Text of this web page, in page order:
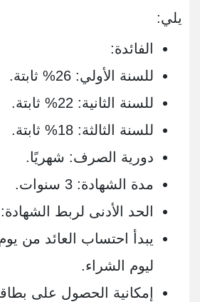
يلي:
الفائدة:
للسنة الأولي: 26% ثابتة.
للسنة الثانية: 22% ثابتة.
للسنة الثالثة: 18% ثابتة.
دورية الصرف: شهريًا.
مدة الشهادة: 3 سنوات.
الحد الأدنى لربط الشهادة: 1000 جنيه.
يبدأ احتساب العائد من
ليوم الشراء.
إمكانية الحصول على